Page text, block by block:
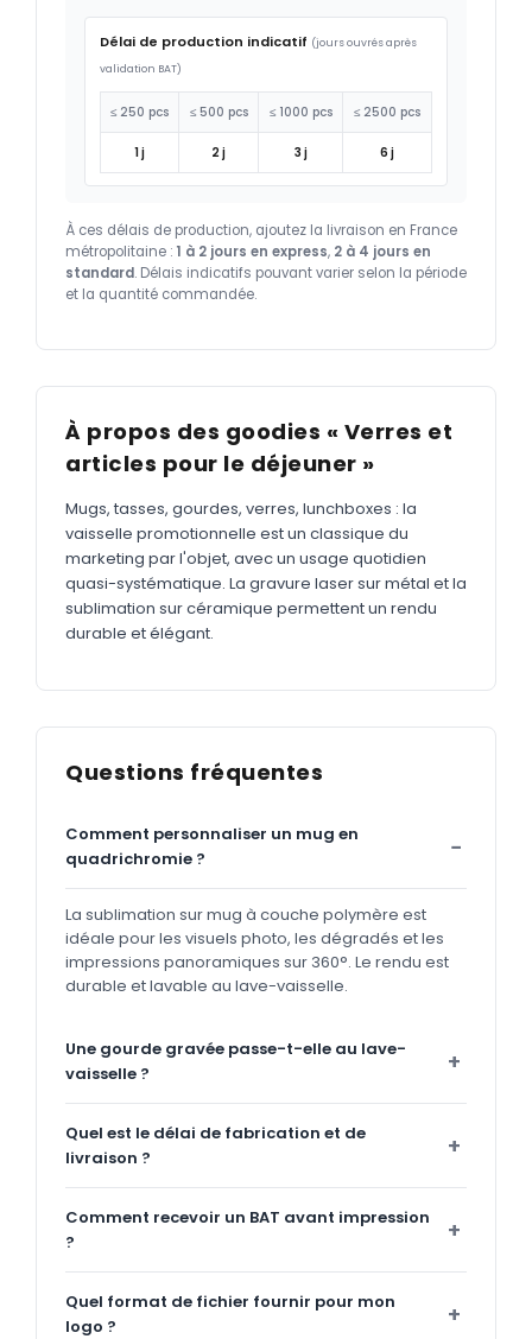
Délai de production indicatif (jours ouvrés après
validation BAT)
≤ 250 pcs ≤ 500 pcs ≤ 1000 pcs ≤ 2500 pcs
1 j 2 j 3 j 6 j
À ces délais de production, ajoutez la livraison en France
métropolitaine : 1 à 2 jours en express, 2 à 4 jours en
standard. Délais indicatifs pouvant varier selon la période
et la quantité commandée.
À propos des goodies « Verres et
articles pour le déjeuner »
Mugs, tasses, gourdes, verres, lunchboxes : la
vaisselle promotionnelle est un classique du
marketing par l'objet, avec un usage quotidien
quasi-systématique. La gravure laser sur métal et la
sublimation sur céramique permettent un rendu
durable et élégant.
Questions fréquentes
Comment personnaliser un mug en
quadrichromie ?
La sublimation sur mug à couche polymère est
idéale pour les visuels photo, les dégradés et les
impressions panoramiques sur 360°. Le rendu est
durable et lavable au lave-vaisselle.
Une gourde gravée passe-t-elle au lave-
vaisselle ?
Quel est le délai de fabrication et de
livraison ?
Comment recevoir un BAT avant impression
?
Quel format de fichier fournir pour mon
logo ?